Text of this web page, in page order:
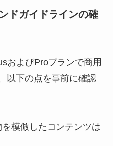
ドガイドラインの確
およびProプランで商用
以下の点を事前に確認
模倣したコンテンツは